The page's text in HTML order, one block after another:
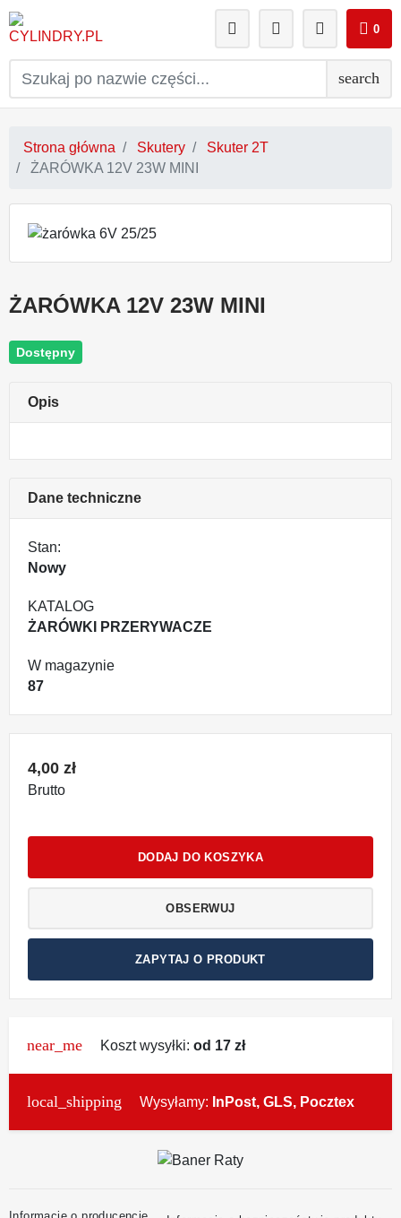
search
0
Strona główna Skutery
Skuter 2T
ŻARÓWKA 12V 23W MINI
ŻARÓWKA 12V 23W MINI
Dostępny
Opis
Dane techniczne
Stan:
Nowy
KATALOG
ŻARÓWKI PRZERYWACZE
W magazynie
87
4,00 zł
Brutto
DODAJ DO KOSZYKA
OBSERWUJ
ZAPYTAJ O PRODUKT
near_me Koszt wysyłki: od 17 zł
local_shipping Wysyłamy: InPost, GLS, Pocztex